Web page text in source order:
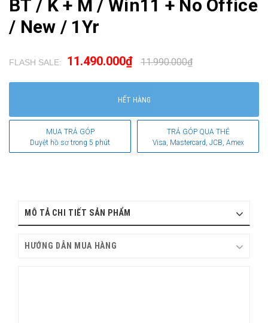
BT / K + M / Win11 + No Office
/ New / 1Yr
FLASH SALE: 11.490.000₫ 11.990.000₫
HẾT HÀNG
MUA TRẢ GÓP
Duyệt hồ sơ trong 5 phút
TRẢ GÓP QUA THẺ
Visa, Mastercard, JCB, Amex
MÔ TẢ CHI TIẾT SẢN PHẨM
HƯỚNG DẪN MUA HÀNG